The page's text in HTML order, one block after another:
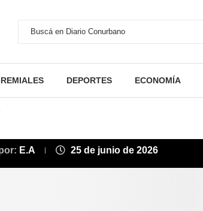
DEPORTES ECONOMÍA
E.A 25 de junio de 2026